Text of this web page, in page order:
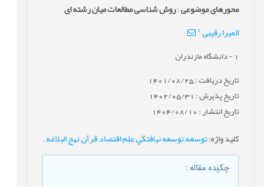
محورهای موضوعی:روش شناسی مطالعات میان رشته ای
المیرا رقیبی
- دانشگاه مازندران
تاریخ دریافت : 1401/08/25
تاریخ پذیرش : 1402/05/31
تاریخ انتشار : 1404/08/10
کلید واژه:توسعه,توسعه نيافتگي,علم اقتصاد,قرآن,نهج البلاغه,
,
چکیده مقاله: